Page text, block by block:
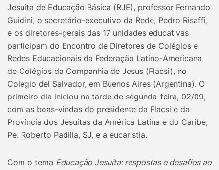
Jesuíta de Educação Básica (RJE), professor Fernando
Guidini, o secretário-executivo da Rede, Pedro Risaffi,
e os diretores-gerais das 17 unidades educativas
participam do Encontro de Diretores de Colégios e
Redes Educacionais da Federação Latino-Americana
de Colégios da Companhia de Jesus (Flacsi), no
Colegio del Salvador, em Buenos Aires (Argentina). O
primeiro dia iniciou na tarde de segunda-feira, 02/09,
com as boas-vindas do presidente da Flacsi e da
Província dos Jesuítas da América Latina e do Caribe,
Pe. Roberto Padilla, SJ, e a eucaristia.
Com o tema Educação Jesuíta: respostas e desafios ao